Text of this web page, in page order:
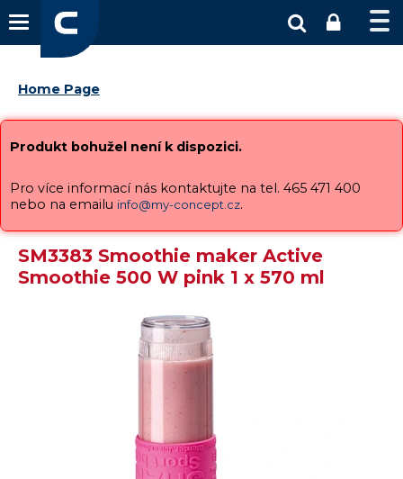
Home Page
Produkt bohužel není k dispozici.
Pro více informací nás kontaktujte na tel. 465 471 400
nebo na emailu info@my-concept.cz.
SM3383 Smoothie maker Active
Smoothie 500 W pink 1 x 570 ml